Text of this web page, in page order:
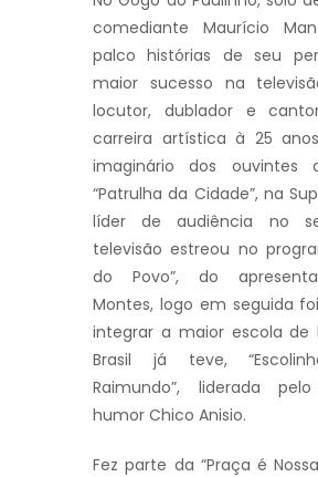
comediante Maurício
palco histórias de seu
maior sucesso na
locutor, dublador e
carreira artística à 25
imaginário dos ouvintes
“Patrulha da Cidade”, na
líder de audiência no
televisão estreou no
do Povo”, do
Montes, logo em seguida
integrar a maior escola de
Brasil já teve,
Raimundo”, liderada
humor Chico Anisio.
Fez parte da “Praça é